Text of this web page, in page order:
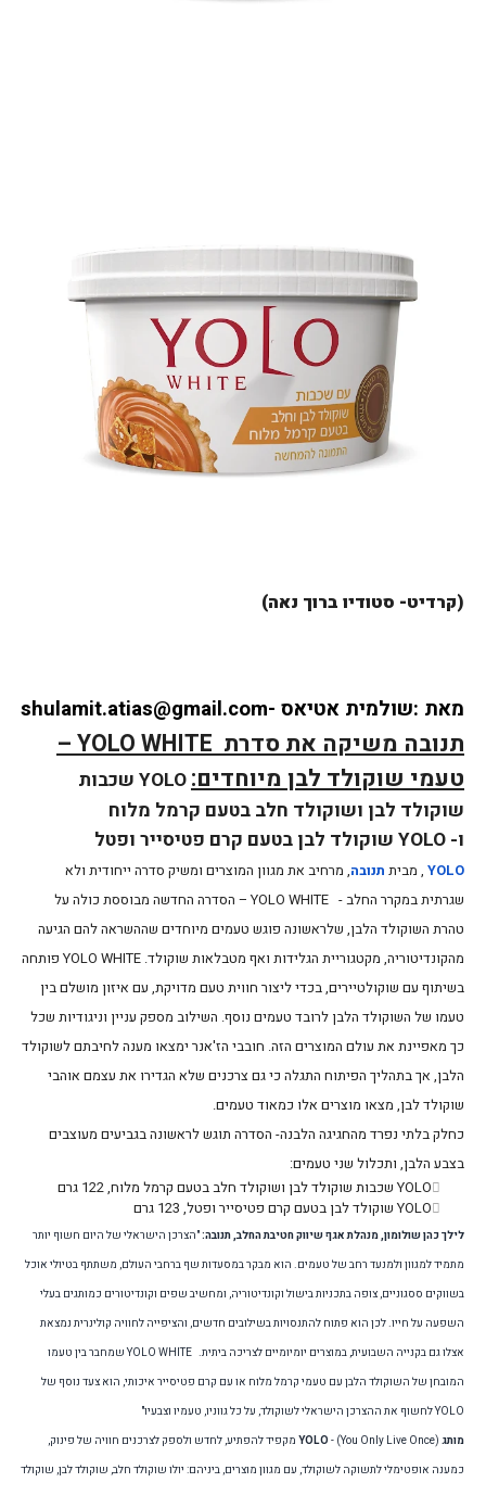
(קרדיט- סטודיו ברוך נאה)
מאת :שולמית אטיאס -shulamit.atias@gmail.com
תנובה משיקה את סדרת YOLO WHITE
–
טעמי שוקולד לבן מיוחדים: YOLO שכבות
שוקולד לבן ושוקולד חלב בטעם קרמל מלוח
ו- YOLO שוקולד לבן בטעם קרם פטיסייר ופטל
YOLO , מבית תנובה, מרחיב את מגוון המוצרים ומשיק סדרה ייחודית ולא
שגרתית במקרר החלב - YOLO WHITE – הסדרה החדשה מבוססת כולה על
טהרת השוקולד הלבן, שלראשונה פוגש טעמים מיוחדים שההשראה להם הגיעה
מהקונדיטוריה, מקטגוריית הגלידות ואף מטבלאות שוקולד. YOLO WHITE פותחה
בשיתוף עם שוקולטיירים, בכדי ליצור חווית טעם מדויקת, עם איזון מושלם בין
טעמו של השוקולד הלבן לרובד טעמים נוסף. השילוב מספק עניין וניגודיות שכל
כך מאפיינת את עולם המוצרים הזה. חובבי הז'אנר ימצאו מענה לחיבתם לשוקולד
הלבן, אך בתהליך הפיתוח התגלה כי גם צרכנים שלא הגדירו את עצמם אוהבי
שוקולד לבן, מצאו מוצרים אלו כמאוד טעמים.
כחלק בלתי נפרד מהחגיגה הלבנה- הסדרה תוגש לראשונה בגביעים מעוצבים
בצבע הלבן, ותכלול שני טעמים:
YOLOשכבות שוקולד לבן ושוקולד חלב בטעם קרמל מלוח, 122 גרם
YOLOשוקולד לבן בטעם קרם פטיסייר ופטל, 123 גרם
לילך כהן שולומון, מנהלת אגף שיווק חטיבת החלב, תנובה:
אצלו גם בקנייה השבועית, במוצרים יומיומיים לצריכה ביתית.
YOLO לחשוף את ההצרכן הישראלי לשוקולד, על כל גווניו, טעמיו וצבעיו"
מותג YOLO